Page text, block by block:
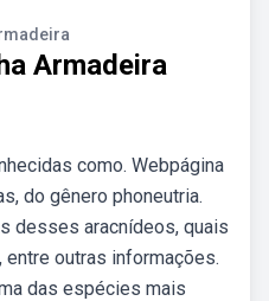
Armadeira
como. Webpágina
do gênero phoneutria.
desses aracnídeos, quais
outras informações.
das espécies mais